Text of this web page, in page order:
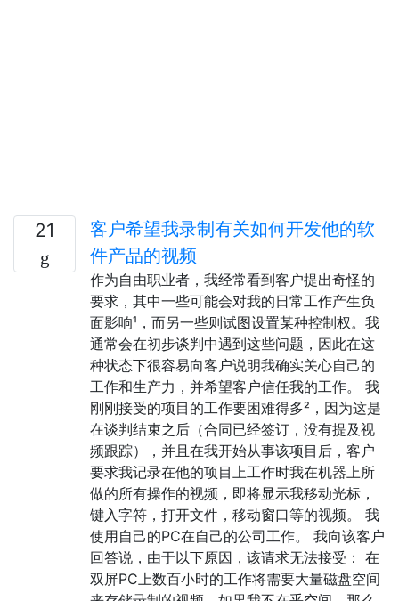
21
客户希望我录制有关如何开发他的软
件产品的视频
作为自由职业者，我经常看到客户提出奇怪的
要求，其中一些可能会对我的日常工作产生负
面影响¹，而另一些则试图设置某种控制权。我
通常会在初步谈判中遇到这些问题，因此在这
种状态下很容易向客户说明我确实关心自己的
工作和生产力，并希望客户信任我的工作。 我
刚刚接受的项目的工作要困难得多²，因为这是
在谈判结束之后（合同已经签订，没有提及视
频跟踪），并且在我开始从事该项目后，客户
要求我记录在他的项目上工作时我在机器上所
做的所有操作的视频，即将显示我移动光标，
键入字符，打开文件，移动窗口等的视频。 我
使用自己的PC在自己的公司工作。 我向该客户
回答说，由于以下原因，该请求无法接受： 在
双屏PC上数百小时的工作将需要大量磁盘空间